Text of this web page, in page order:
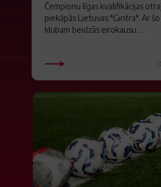
Čempionu līgas kvalifikācijas
piekāpās Lietuvas "Gintra". Ar
klubam beidzās eirokausu...